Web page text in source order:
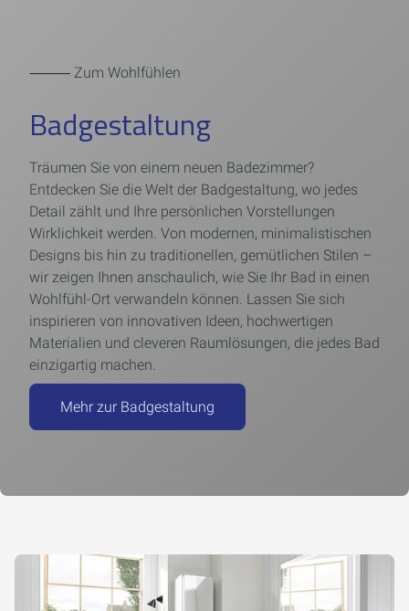
⸻ Zum Wohlfühlen
Badgestaltung
Träumen Sie von einem neuen Badezimmer?
Entdecken Sie die Welt der Badgestaltung, wo jedes
Detail zählt und Ihre persönlichen Vorstellungen
Wirklichkeit werden. Von modernen, minimalistischen
Designs bis hin zu traditionellen, gemütlichen Stilen –
wir zeigen Ihnen anschaulich, wie Sie Ihr Bad in einen
Wohlfühl-Ort verwandeln können. Lassen Sie sich
inspirieren von innovativen Ideen, hochwertigen
Materialien und cleveren Raumlösungen, die jedes Bad
einzigartig machen.
Mehr zur Badgestaltung